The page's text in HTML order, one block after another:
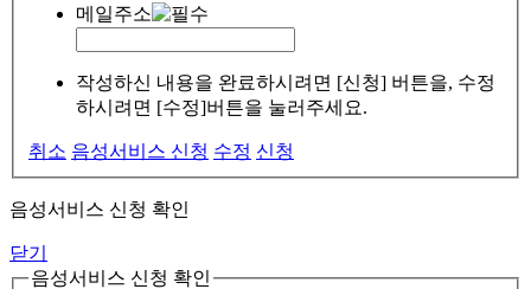
메일주소
작성하신 내용을 완료하시려면 [신청] 버튼을, 수정
하시려면 [수정]버튼을 눌러주세요.
취소 음성서비스 신청 수정 신청
음성서비스 신청 확인
닫기
음성서비스 신청 확인